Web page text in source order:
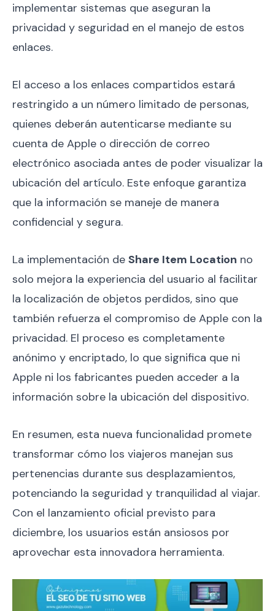
implementar sistemas que aseguran la
privacidad y seguridad en el manejo de estos
enlaces.
El acceso a los enlaces compartidos estará
restringido a un número limitado de personas,
quienes deberán autenticarse mediante su
cuenta de Apple o dirección de correo
electrónico asociada antes de poder visualizar la
ubicación del artículo. Este enfoque garantiza
que la información se maneje de manera
confidencial y segura.
La implementación de Share Item Location no
solo mejora la experiencia del usuario al facilitar
la localización de objetos perdidos, sino que
también refuerza el compromiso de Apple con la
privacidad. El proceso es completamente
anónimo y encriptado, lo que significa que ni
Apple ni los fabricantes pueden acceder a la
información sobre la ubicación del dispositivo.
En resumen, esta nueva funcionalidad promete
transformar cómo los viajeros manejan sus
pertenencias durante sus desplazamientos,
potenciando la seguridad y tranquilidad al viajar.
Con el lanzamiento oficial previsto para
diciembre, los usuarios están ansiosos por
aprovechar esta innovadora herramienta.